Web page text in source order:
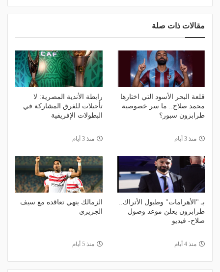
مقالات ذات صلة
قلعة البحر الأسود التي اختارها
محمد صلاح.. ما سر خصوصية
طرابزون سبور؟
منذ 3 أيام
رابطة الأندية المصرية: لا
تأجيلات للفرق المشاركة في
البطولات الإفريقية
منذ 3 أيام
بـ "الأهرامات" وطبول الأتراك..
طرابزون يعلن موعد وصول
صلاح- فيديو
منذ 4 أيام
الزمالك ينهي تعاقده مع سيف
الجزيري
منذ 5 أيام